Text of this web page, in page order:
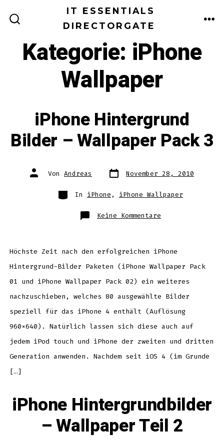
Inhalt
IT ESSENTIALS
DIRECTORGATE
Kategorie: iPhone
Wallpaper
iPhone Hintergrund
Bilder – Wallpaper Pack 3
Autor
des Von Andreas Datum
des
November 28, 2010
Kategorien
In iPhone , iPhone Wallpaper
Keine Kommentare
iPhone
Pack
Höchste Zeit nach den erfolgreichen iPhone
Hintergrund-Bilder Paketen (iPhone Wallpaper Pack
01 und iPhone Wallpaper Pack 02) ein weiteres
nachzuschieben, welches 80 ausgewählte Bilder
speziell für das iPhone 4 enthält (Auflösung
960×640). Natürlich lassen sich diese auch auf
jedem iPod touch und iPhone der zweiten und dritten
Generation anwenden. Nachdem seit iOS 4 (im Grunde
[…]
iPhone Hintergrundbilder
– Wallpaper Teil 2